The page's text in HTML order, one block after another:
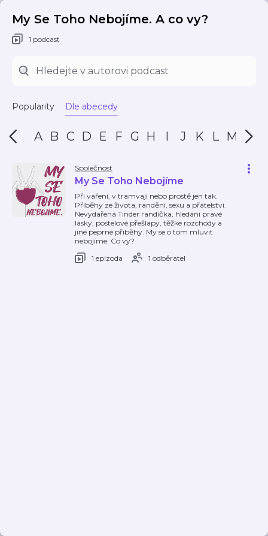
My Se Toho Nebojíme. A co vy?
1 podcast
Popularity Dle abecedy
A B C D E F G H I J K L M N
Společnost
My Se Toho Nebojíme
Při vaření, v tramvaji nebo prostě jen tak.
Příběhy ze života, randění, sexu a přátelství.
Nevydařená Tinder randíčka, hledání pravé
lásky, postelové přešlapy, těžké rozchody a
jiné peprné příběhy. My se o tom mluvit
nebojíme. Co vy?
1 epizoda
1 odběratel